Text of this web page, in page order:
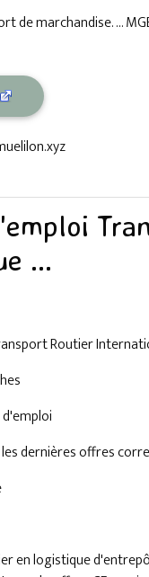
de marchandise. ...
...
Routier
les dernières offres
en logistique